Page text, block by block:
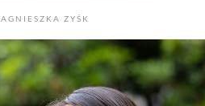
AGNIESZKA ZYŚK